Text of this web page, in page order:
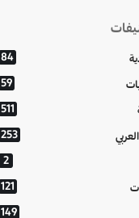
84
59
511
253
2
121
149